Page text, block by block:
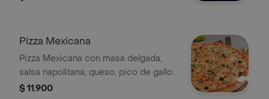
Pizza Mexicana
Pizza Mexicana con masa delgada,
salsa napolitana, queso, pico de gallo,
carne molida y jalapeños. Incluye
$ 11.900